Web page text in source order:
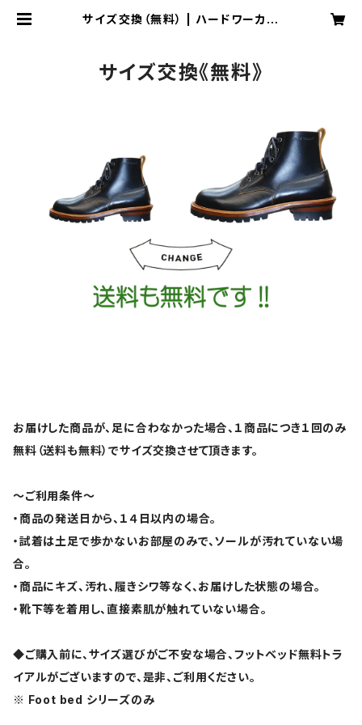
サイズ交換（無料） | ハードワーカー
サイズ交換《無料》
お届けした商品が、足に合わなかった場合、１商品につき１回のみ
無料（送料も無料）でサイズ交換させて頂きます。
～ご利用条件～
・商品の発送日から、１４日以内の場合。
・試着は土足で歩かないお部屋のみで、ソールが汚れていない場
合。
・商品にキズ、汚れ、履きシワ等なく、お届けした状態の場合。
・靴下等を着用し、直接素肌が触れていない場合。
◆ご購入前に、サイズ選びがご不安な場合、フットベッド無料トラ
イアルがございますので、是非、ご利用ください。
※ Foot bed シリーズのみ